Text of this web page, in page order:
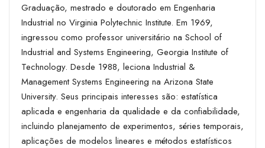
Graduação, mestrado e doutorado em Engenharia
Industrial no Virginia Polytechnic Institute. Em 1969,
ingressou como professor universitário na School of
Industrial and Systems Engineering, Georgia Institute of
Technology. Desde 1988, leciona Industrial &
Management Systems Engineering na Arizona State
University. Seus principais interesses são: estatística
aplicada e engenharia da qualidade e da confiabilidade,
incluindo planejamento de experimentos, séries temporais,
aplicações de modelos lineares e métodos estatísticos